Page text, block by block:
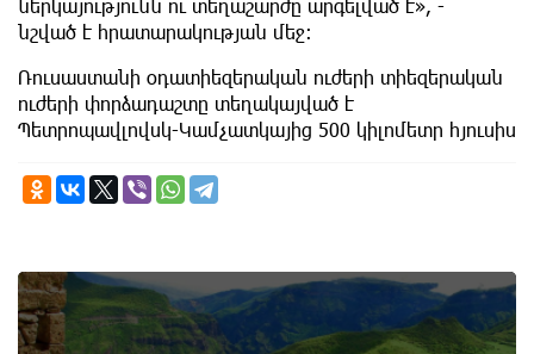
ներկայությունն ու տեղաշարժը արգելված է», -
նշված է հրատարակության մեջ։
Ռուսաստանի օդատիեզերական ուժերի տիեզերական
ուժերի փորձադաշտը տեղակայված է
Պետրոպավլովսկ-Կամչատկայից 500 կիլոմետր հյուսիս